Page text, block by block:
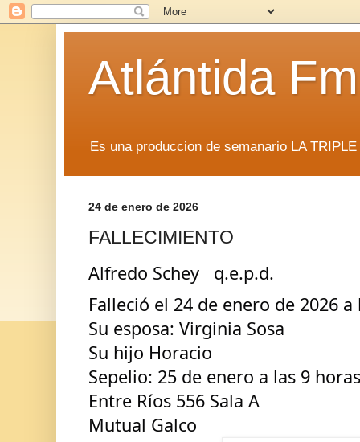
Atlántida
Es una produccion de semanario LA
24 de enero de 2026
FALLECIMIENTO
Alfredo Schey   q.e.p.d.
Falleció el 24 de enero de 2026 a
Su esposa: Virginia Sosa
Su hijo Horacio
Sepelio: 25 de enero a las 9 horas
Entre Ríos 556 Sala A
Mutual Galco